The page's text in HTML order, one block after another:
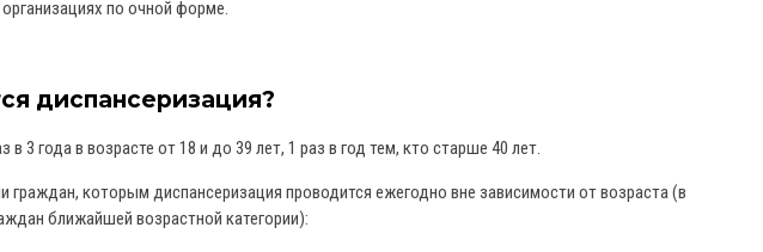
по очной форме.
диспансеризация?
3 года в возрасте от 18 и до 39 лет, 1 раз в год тем, кто старше 40 лет.
граждан, которым диспансеризация проводится ежегодно вне зависимости от возраста (в
ближайшей возрастной категории):